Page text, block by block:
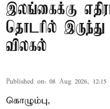
இலங்கைக்கு
தொடரில்
விலகல்
Published on: 08 Aug 2026, 12:15
கொழும்பு,